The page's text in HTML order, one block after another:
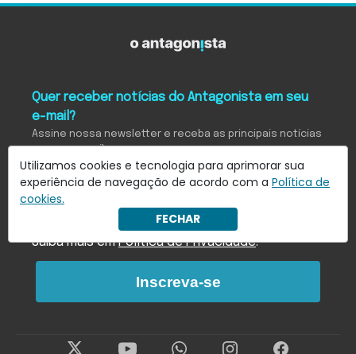
Utilizamos cookies e tecnologia para aprimorar sua
experiência de navegação de acordo com a Política de
cookies.
FECHAR
Quer receber notícias do Antagonista em seu
e-mail?
Assine nossa newsletter e receba as principais notícias
em seu e-mail
Eu concordo em receber notificações.
Saiba mais emPolítica de Privacidade.
Inscreva-se